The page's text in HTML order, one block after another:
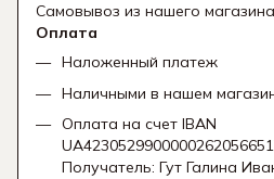
Самовывоз из нашего
Оплата
Наложенный платеж
Наличными в нашем
Оплата на счет IBAN
Получатель: Гут Галина